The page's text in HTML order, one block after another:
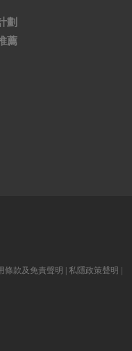
劃
薦
條款及免責聲明 私隱政策聲明